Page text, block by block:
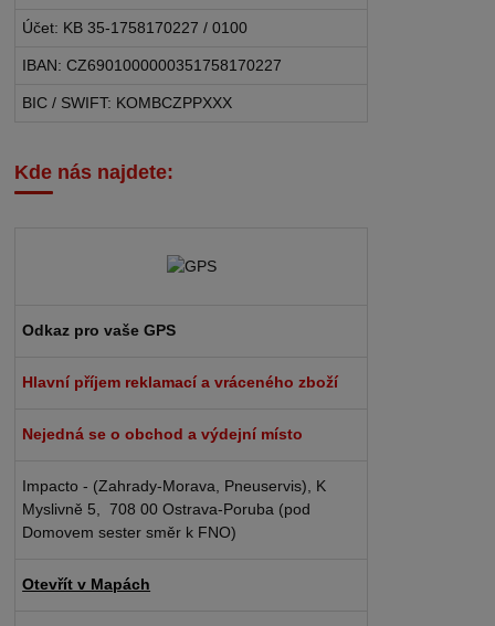
Účet: KB 35-1758170227 / 0100
IBAN: CZ6901000000351758170227
BIC / SWIFT: KOMBCZPPXXX
Kde nás najdete:
Odkaz pro vaše GPS
Hlavní příjem reklamací a vráceného zboží
Nejedná se o obchod a výdejní místo
Impacto - (Zahrady-Morava, Pneuservis), K
Myslivně 5, 708 00 Ostrava-Poruba (pod
Domovem sester směr k FNO)
Otevřít v Mapách